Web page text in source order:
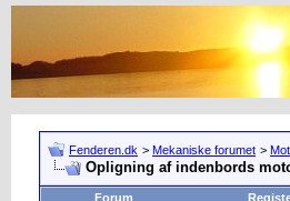
Fenderen.dk > Mekaniske forumet >
Opligning af indenbords
Forum